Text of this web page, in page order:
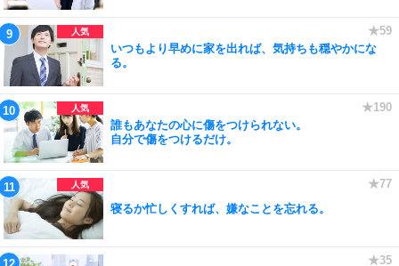
いつもより早めに家を出れば、気持ちも穏やかにな
る。
誰もあなたの心に傷をつけられない。
自分で傷をつけるだけ。
寝るか忙しくすれば、嫌なことを忘れる。